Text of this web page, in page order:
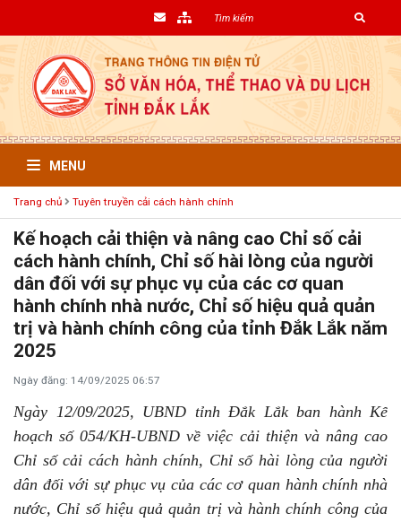
MENU
Trang chủ Tuyên truyền cải cách hành chính
Kế hoạch cải thiện và nâng cao Chỉ số cải
cách hành chính, Chỉ số hài lòng của người
dân đối với sự phục vụ của các cơ quan
hành chính nhà nước, Chỉ số hiệu quả quản
trị và hành chính công của tỉnh Đắk Lắk năm
2025
Ngày đăng: 14/09/2025 06:57
Ngày 12/09/2025, UBND tỉnh Đắk Lắk ban hành Kế
hoạch số 054/KH-UBND về việc cải thiện và nâng cao
Chỉ số cải cách hành chính, Chỉ số hài lòng của người
dân đối với sự phục vụ của các cơ quan hành chính nhà
nước, Chỉ số hiệu quả quản trị và hành chính công của